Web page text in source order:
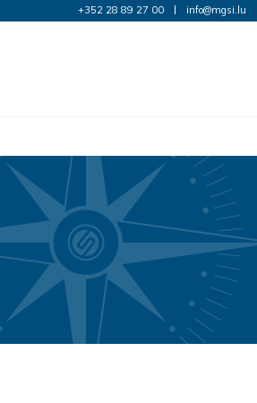
+352 28 89 27 00 info@mgsi.lu